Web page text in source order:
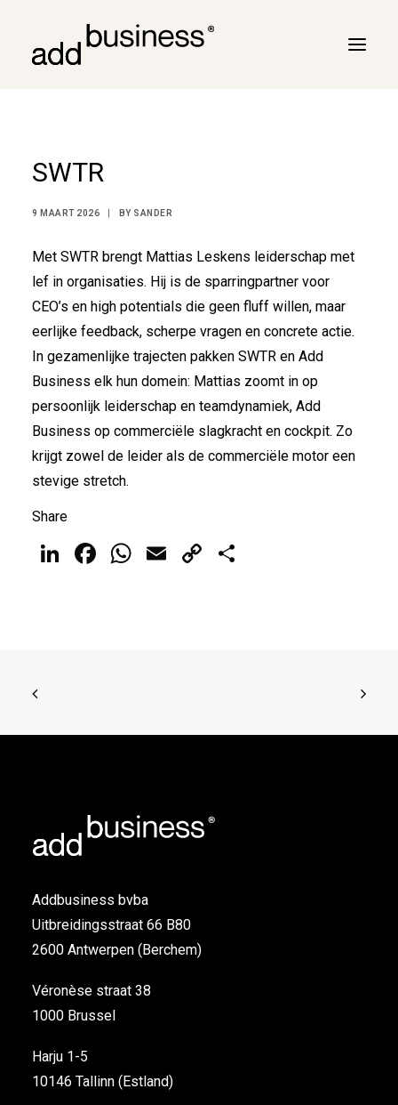
Turbulentie
Cross border
Klanten
Marc Neyrinck
Partners
SWTR
9 MAART 2026 BY SANDER
Met SWTR brengt Mattias Leskens leiderschap met
lef in organisaties. Hij is de sparringpartner voor
CEO’s en high potentials die geen fluff willen, maar
eerlijke feedback, scherpe vragen en concrete actie.
In gezamenlijke trajecten pakken SWTR en Add
Business elk hun domein: Mattias zoomt in op
persoonlijk leiderschap en teamdynamiek, Add
Business op commerciële slagkracht en cockpit. Zo
krijgt zowel de leider als de commerciële motor een
stevige stretch.
Share
LinkedIn
Facebook
WhatsApp
EmailCopy
Addbusiness bvba
Uitbreidingsstraat 66 B80
2600 Antwerpen (Berchem)
Véronèse straat 38
1000 Brussel
Harju 1-5
10146 Tallinn (Estland)